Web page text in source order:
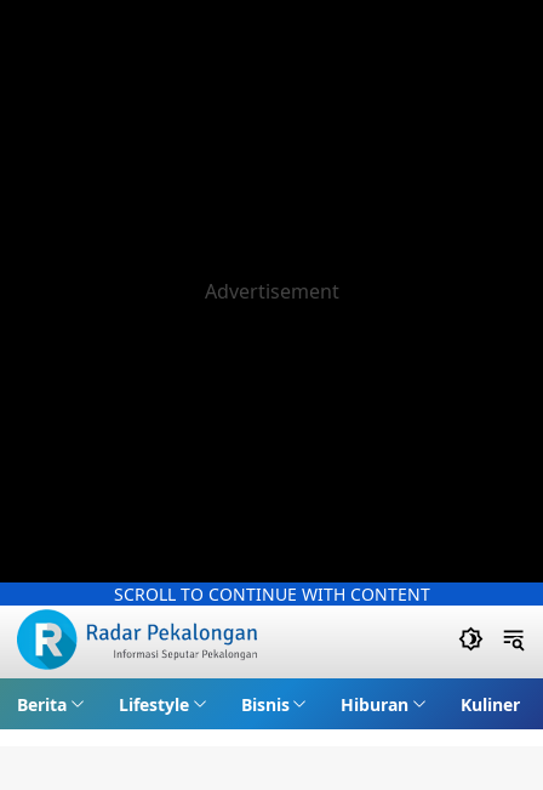
SCROLL TO CONTINUE WITH CONTENT
Berita Lifestyle Bisnis Hiburan Kuliner